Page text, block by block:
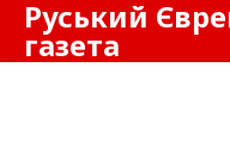
Руський
газета